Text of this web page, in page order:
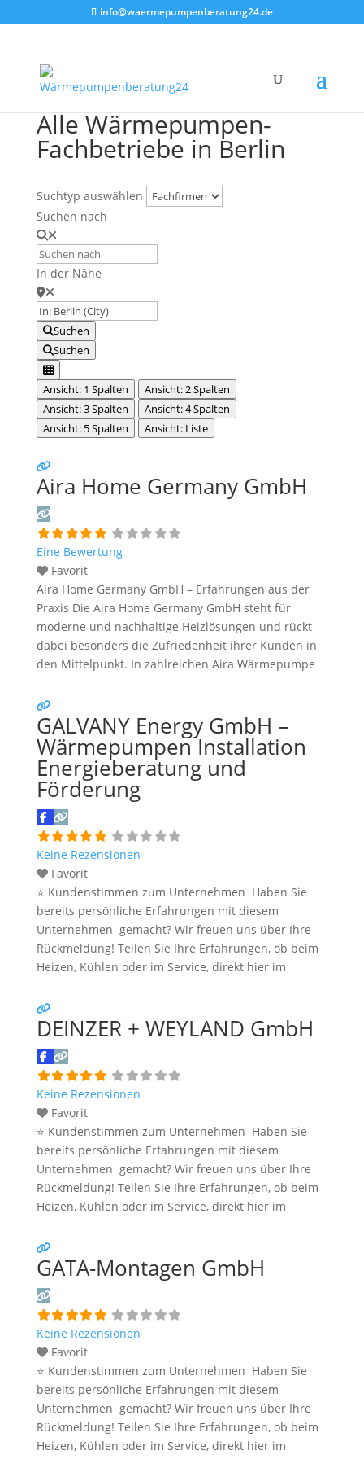
info@waermepumpenberatung24.de
Alle Wärmepumpen-
Fachbetriebe in Berlin
Suchtyp auswählen
Suchen nach
In der Nähe
Suchen
Suchen
Ansicht: 1 Spalten
Ansicht: 2 Spalten
Ansicht: 3 Spalten
Ansicht: 4 Spalten
Ansicht: 5 Spalten
Ansicht: Liste
Aira Home Germany GmbH
Eine Bewertung
Favorit
Aira Home Germany GmbH – Erfahrungen aus der
Praxis Die Aira Home Germany GmbH steht für
moderne und nachhaltige Heizlösungen und rückt
dabei besonders die Zufriedenheit ihrer Kunden in
den Mittelpunkt. In zahlreichen Aira Wärmepumpe
Eindrücke von Beratung, Installation und Betrieb der
Aira‑Wärmepumpen. Besonders hervorgehoben
werden dabei die Energieeffizienz, der digitale
Service sowie der BeitragWeiterlesen …
GALVANY Energy GmbH –
Wärmepumpen Installation
Energieberatung und
Förderung
Keine Rezensionen
Favorit
⭐ Kundenstimmen zum Unternehmen Haben Sie
bereits persönliche Erfahrungen mit diesem
Unternehmen gemacht? Wir freuen uns über Ihre
Rückmeldung! Teilen Sie Ihre Erfahrungen, ob beim
Heizen, Kühlen oder im Service, direkt hier im
anderen Interessenten bei der Anbieterauswahl.
Sollten Sie eine kritische Meinung äußern, so geben
Sie diese bitte mit konkreten Details an und bleiben
Weiterlesen …
DEINZER + WEYLAND GmbH
Keine Rezensionen
Favorit
⭐ Kundenstimmen zum Unternehmen Haben Sie
bereits persönliche Erfahrungen mit diesem
Unternehmen gemacht? Wir freuen uns über Ihre
Rückmeldung! Teilen Sie Ihre Erfahrungen, ob beim
Heizen, Kühlen oder im Service, direkt hier im
anderen Interessenten bei der Anbieterauswahl.
Sollten Sie eine kritische Meinung äußern, so geben
Sie diese bitte mit konkreten Details an und bleiben
Weiterlesen …
GATA-Montagen GmbH
Keine Rezensionen
Favorit
⭐ Kundenstimmen zum Unternehmen Haben Sie
bereits persönliche Erfahrungen mit diesem
Unternehmen gemacht? Wir freuen uns über Ihre
Rückmeldung! Teilen Sie Ihre Erfahrungen, ob beim
Heizen, Kühlen oder im Service, direkt hier im